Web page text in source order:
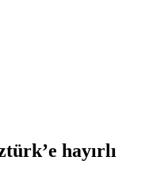
hayırlı